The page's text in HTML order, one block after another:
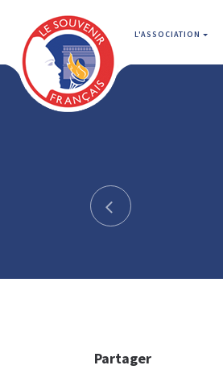
L'ASSOCIATION
Partager